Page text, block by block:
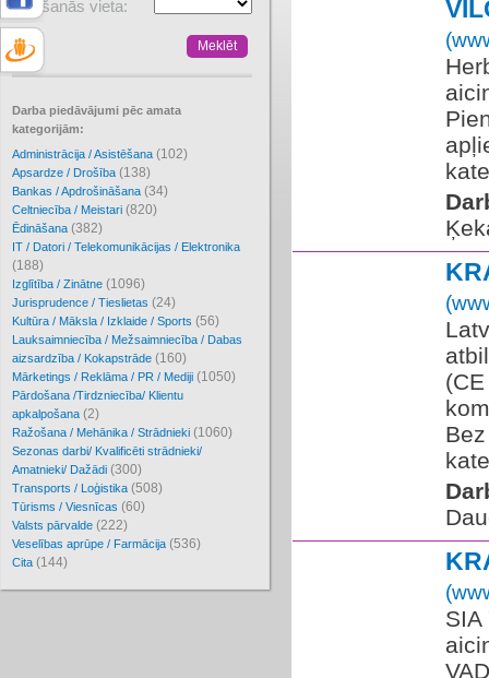
Atrašanās vieta:
Darba piedāvājumi pēc amata
kategorijām:
Administrācija / Asistēšana (102)
Apsardze / Drošība (138)
Bankas / Apdrošināšana (34)
Celtniecība / Meistari (820)
Ēdināšana (382)
IT / Datori / Telekomunikācijas / Elektronika
(188)
Izglītība / Zinātne (1096)
Jurisprudence / Tieslietas (24)
Kultūra / Māksla / Izklaide / Sports (56)
Lauksaimniecība / Mežsaimniecība / Dabas
aizsardzība / Kokapstrāde (160)
Mārketings / Reklāma / PR / Mediji (1050)
Pārdošana /Tirdzniecība/ Klientu
apkalpošana (2)
Ražošana / Mehānika / Strādnieki (1060)
Sezonas darbi/ Kvalificēti strādnieki/
Amatnieki/ Dažādi (300)
Transports / Loģistika (508)
Tūrisms / Viesnīcas (60)
Valsts pārvalde (222)
Veselības aprūpe / Farmācija (536)
Cita (144)
SIA